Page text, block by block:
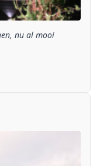
nu al mooi